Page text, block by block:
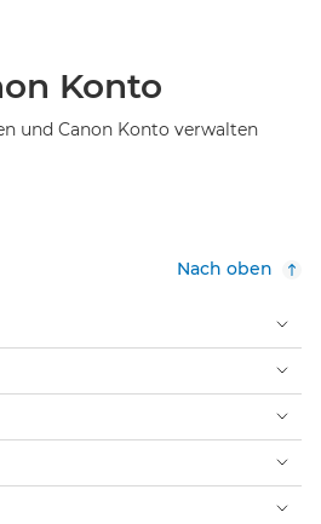
Konto
und Canon Konto verwalten
Nach oben